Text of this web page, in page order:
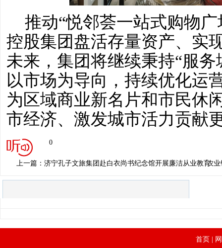
推动“悦邻荟一站式购物
控股集团盘活存量资产、实
未来，集团将继续秉持“服
以市场为导向，持续优化运
为区域商业新名片和市民休
市经济、激发城市活力贡献
0
上一篇：济宁孔子文旅集团赴白衣尚书纪念馆开展廉洁从业教育活
下一篇：农
首页|